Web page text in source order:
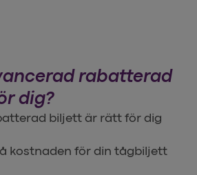
rabatterad
dig?
biljett är rätt för dig
kostnaden för din tågbiljett